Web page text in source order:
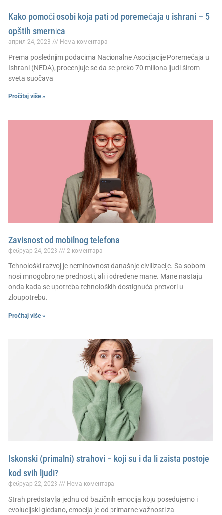
Kako pomoći osobi koja pati od poremećaja u ishrani – 5
opštih smernica
април 24, 2023 Нема коментара
Prema poslednjim podacima Nacionalne Asocijacije Poremećaja u
Ishrani (NEDA), procenjuje se da se preko 70 miliona ljudi širom
sveta suočava
Pročitaj više »
Zavisnost od mobilnog telefona
фебруар 24, 2023 2 коментара
Tehnološki razvoj je neminovnost današnje civilizacije. Sa sobom
nosi mnogobrojne prednosti, ali i određene mane. Mane nastaju
onda kada se upotreba tehnoloških dostignuća pretvori u
zloupotrebu.
Pročitaj više »
Iskonski (primalni) strahovi – koji su i da li zaista postoje
kod svih ljudi?
фебруар 22, 2023 Нема коментара
Strah predstavlja jednu od bazičnih emocija koju posedujemo i
evolucijski gledano, emocija je od primarne važnosti za